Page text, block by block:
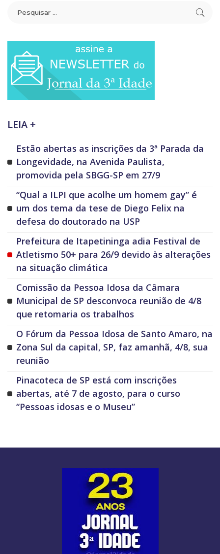
LEIA +
Estão abertas as inscrições da 3ª Parada da
Longevidade, na Avenida Paulista,
promovida pela SBGG-SP em 27/9
“Qual a ILPI que acolhe um homem gay” é
um dos tema da tese de Diego Felix na
defesa do doutorado na USP
Prefeitura de Itapetininga adia Festival de
Atletismo 50+ para 26/9 devido às alterações
na situação climática
Comissão da Pessoa Idosa da Câmara
Municipal de SP desconvoca reunião de 4/8
que retomaria os trabalhos
O Fórum da Pessoa Idosa de Santo Amaro, na
Zona Sul da capital, SP, faz amanhã, 4/8, sua
reunião
Pinacoteca de SP está com inscrições
abertas, até 7 de agosto, para o curso
“Pessoas idosas e o Museu”